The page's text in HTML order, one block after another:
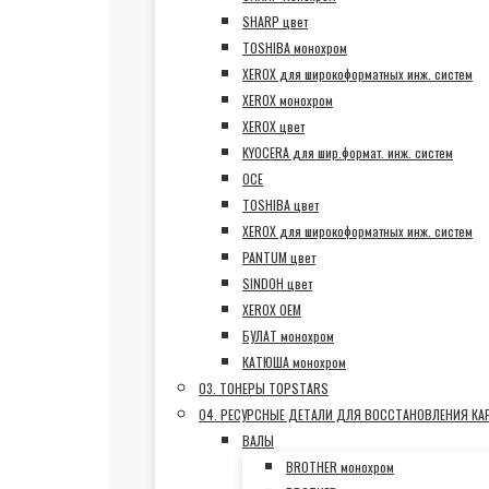
SHARP цвет
TOSHIBA монохром
XEROX для широкоформатных инж. систем
XEROX монохром
XEROX цвет
KYOCERA для шир.формат. инж. систем
OCE
TOSHIBA цвет
XEROX для широкоформатных инж. систем
PANTUM цвет
SINDOH цвет
XEROX OEM
БУЛАТ монохром
КАТЮША монохром
03. ТОНЕРЫ TOPSTARS
04. РЕСУРСНЫЕ ДЕТАЛИ ДЛЯ ВОССТАНОВЛЕНИЯ
ВАЛЫ
BROTHER монохром